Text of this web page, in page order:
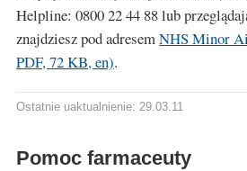
Helpline: 0800 22 44 88 lub
znajdziesz pod adresem NHS Minor
PDF, 72 KB, en).
Ostatnie uaktualnienie: 29.03.11
Pomoc farmaceuty